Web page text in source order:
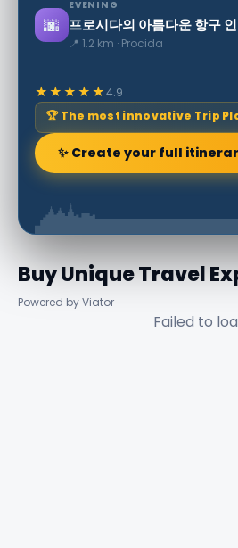
🌆
EVENING
프로시다의 아름다운 항구
📍 1.2 km · Procida
★★★★★4.9
🏆 The most innovative Trip
✨ Create your full
Buy Unique Travel
Powered by Viator
Failed to